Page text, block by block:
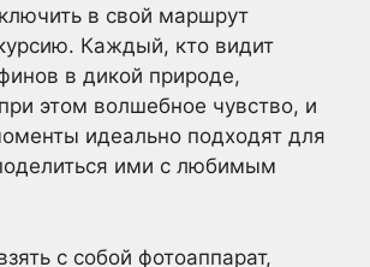
в свой маршрут
Каждый, кто видит
в дикой природе,
этом волшебное чувство, и
идеально подходят для
ими с любимым
с собой фотоаппарат,